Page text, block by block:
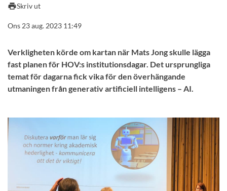
printSkriv ut
Ons 23 aug. 2023 11:49
Verkligheten körde om kartan när Mats Jong skulle lägga
fast planen för HOV:s institutionsdagar. Det ursprungliga
temat för dagarna fick vika för den överhängande
utmaningen från generativ artificiell intelligens – AI.